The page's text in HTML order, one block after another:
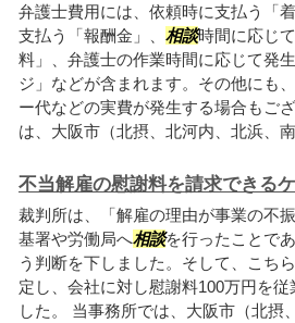
弁護士費用には、依頼時に支払う「
支払う「報酬金」、 相談時間に応じ
料」、弁護士の作業時間に応じて発
ジ」などが含まれます。その他にも
ー代などの実費が発生する場合もご
は、大阪市（北摂、北河内、北浜、
不当解雇の慰謝料を請求できる
裁判所は、「解雇の理由が事業の不
基署や労働局へ相談を行ったことで
う判断を下しました。そして、こち
定し、会社に対し慰謝料100万円を
した。 当事務所では、大阪市（北摂